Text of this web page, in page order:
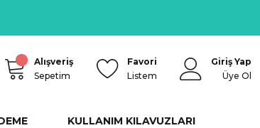
Alışveriş
Sepetim
Favori
Listem
Giriş Yap
Üye Ol
KULLANIM KILAVUZLARI